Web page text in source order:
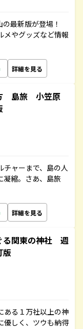
の最新版が登場！
メやグッズなど情報
詳細を見る
島旅 小笠原
チャーまで、島の人
凝縮。さあ、島旅
詳細を見る
る関東の神社 週
版
ある１万社以上の神
優しく、ツウも納得